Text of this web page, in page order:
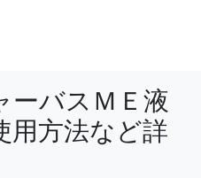
ーバスＭＥ液
用方法など詳